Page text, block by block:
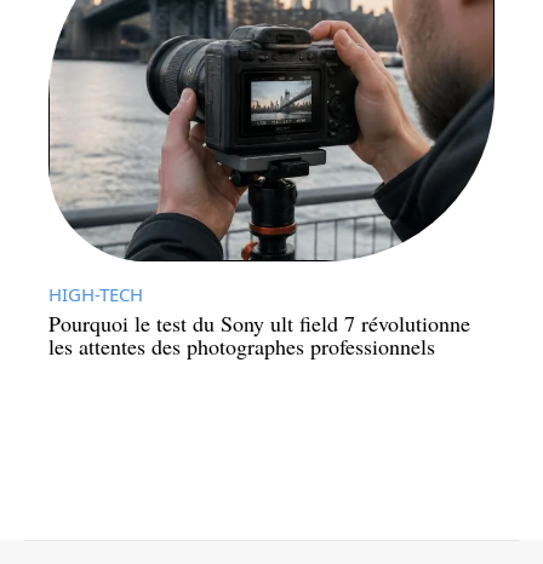
HIGH-TECH
Pourquoi le test du Sony ult field 7 révolutionne
les attentes des photographes professionnels